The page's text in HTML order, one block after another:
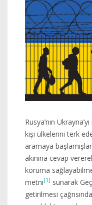
Rusya’nın
kişi ülkelerini terk
aramaya
akınına cevap
koruma
metni[1] sunarak
getirilmesi